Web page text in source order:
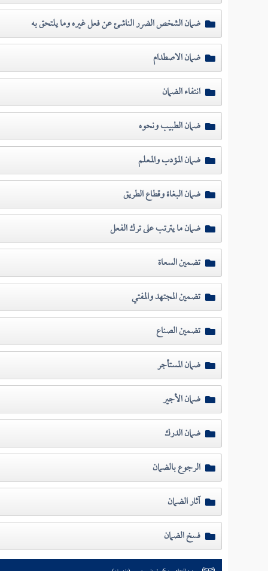
ضمان الشخص الضرر الناشئ عن فعل غيره وما يلتحق به
ضمان الاصطدام
انتفاء الضمان
ضمان الطبيب ونحوه
ضمان المؤدب والمعلم
ضمان البغاة وقطاع الطريق
ضمان ما يترتب على ترك الفعل
تضمين السعاة
تضمين المجتهد والمفتي
تضمين الصناع
ضمان المستأجر
ضمان الأجير
ضمان الدرك
الرجوع بالضمان
آثار الضمان
فسخ الضمان